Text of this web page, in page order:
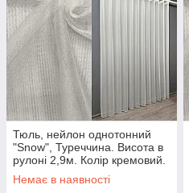
Тюль, нейлон однотонний
"Snow", Туреччина. Висота в
рулоні 2,9м. Колір кремовий.
Код 1203т Готова тюль з
тасьмою (5х2.5м.)
Немає в наявності